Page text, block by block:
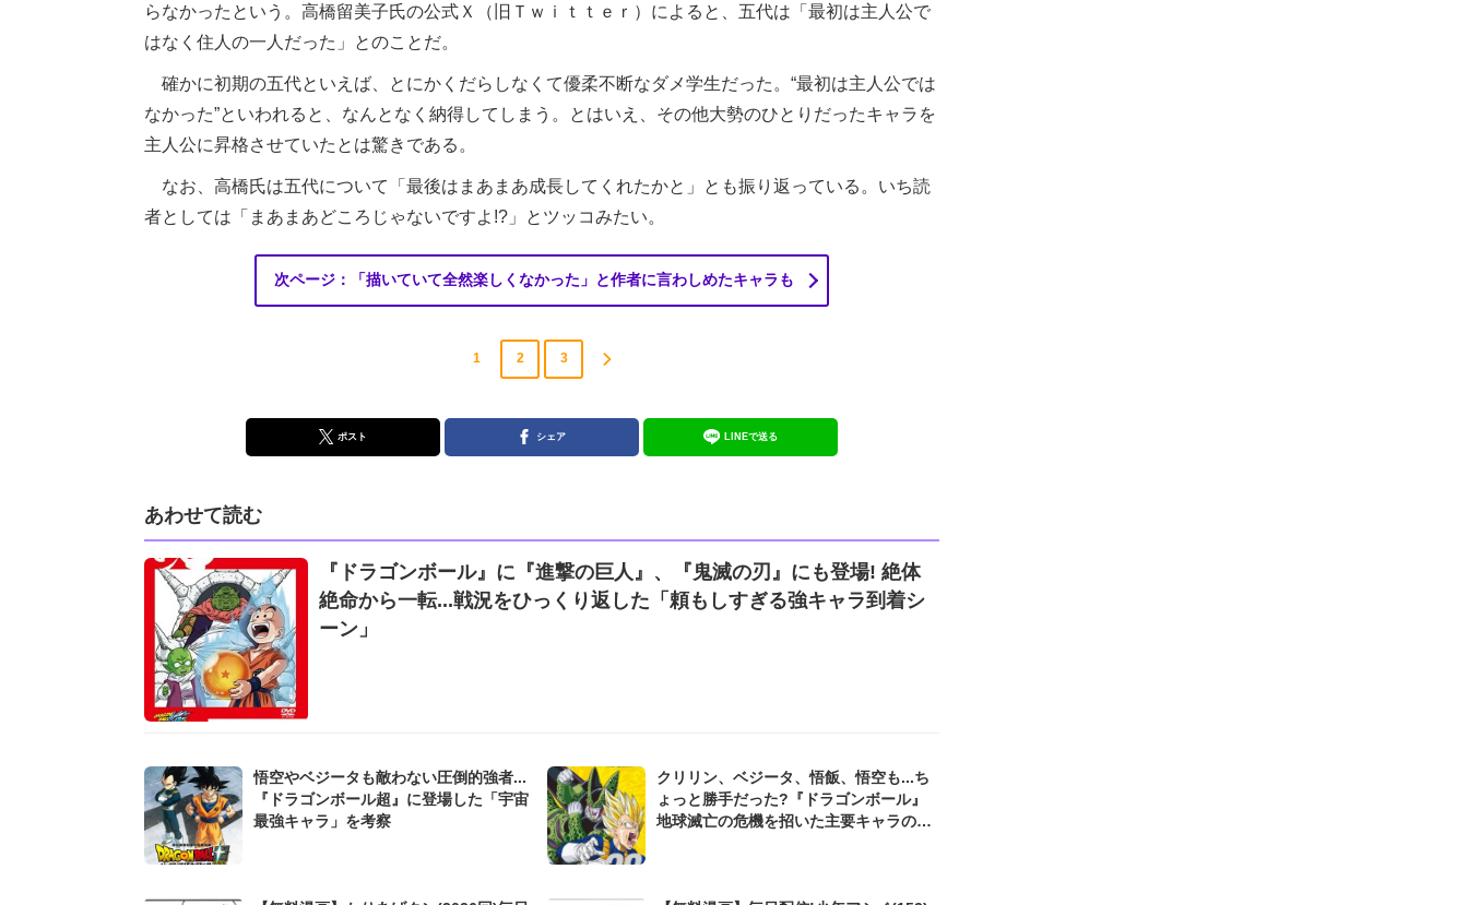
らなかったという。高橋留美子氏の公式Ｘ（旧Ｔｗｉｔｔｅｒ）によると、五代は「最初は主人公で
はなく住人の一人だった」とのことだ。
確かに初期の五代といえば、とにかくだらしなくて優柔不断なダメ学生だった。“最初は主人公では
なかった”といわれると、なんとなく納得してしまう。とはいえ、その他大勢のひとりだったキャラを
主人公に昇格させていたとは驚きである。
なお、高橋氏は五代について「最後はまあまあ成長してくれたかと」とも振り返っている。いち読
者としては「まあまあどころじゃないですよ!?」とツッコみたい。
次ページ：「描いていて全然楽しくなかった」と作者に言わしめたキャラも
1 2 3
ポスト シェア LINEで送る
あわせて読む
『ドラゴンボール』に『進撃の巨人』、『鬼滅の刃』にも登場! 絶体
絶命から一転...戦況をひっくり返した「頼もしすぎる強キャラ到着シ
ーン」
悟空やベジータも敵わない圧倒的強者...
『ドラゴンボール超』に登場した「宇宙
最強キャラ」を考察
クリリン、ベジータ、悟飯、悟空も...ち
ょっと勝手だった?『ドラゴンボール』
地球滅亡の危機を招いた主要キャラの行